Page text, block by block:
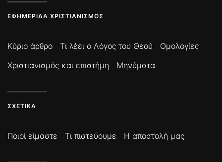
ΕΦΗΜΕΡΊΔΑ ΧΡΙΣΤΙΑΝΙΣΜΌΣ
Κύριο άρθρο Τι λέει ο Λόγος του Θεού
Ομολογίες
Χριστιανισμός και επιστήμη
Μηνύματα
ΣΧΕΤΙΚΆ
Ποιοί είμαστε Τι πιστεύουμε Η αποστολή μας